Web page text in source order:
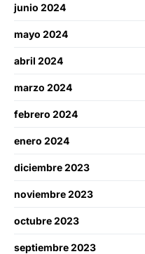
junio 2024
mayo 2024
abril 2024
marzo 2024
febrero 2024
enero 2024
diciembre 2023
noviembre 2023
octubre 2023
septiembre 2023